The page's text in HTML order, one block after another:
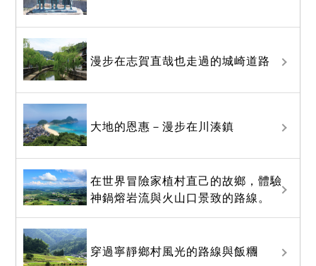
漫步在志賀直哉也走過的城崎道路
大地的恩惠－漫步在川湊鎮
在世界冒險家植村直己的故鄉，體驗
神鍋熔岩流與火山口景致的路線。
穿過寧靜鄉村風光的路線與飯糰